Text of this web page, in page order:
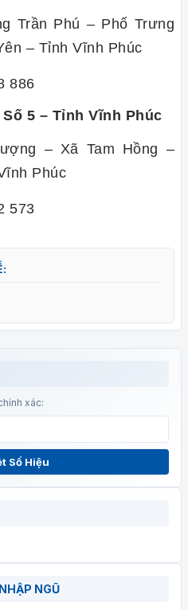
Trần Phú – Phố Trưng
– Tỉnh Vĩnh Phúc
886
5 – Tỉnh Vĩnh Phúc
– Xã Tam Hồng –
Phúc
573
xác:
Số Hiệu
NGŨ